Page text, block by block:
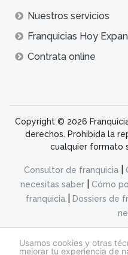
Usamos cookies y otras
mejorar tu experiencia de
Nuestros servicios
Franquicias Hoy
Contrata online
Copyright © 2026
derechos. Prohibida la
cualquier formato
Consultor de franquicia
necesitas saber
Cómo
franquicia| Dossiers de